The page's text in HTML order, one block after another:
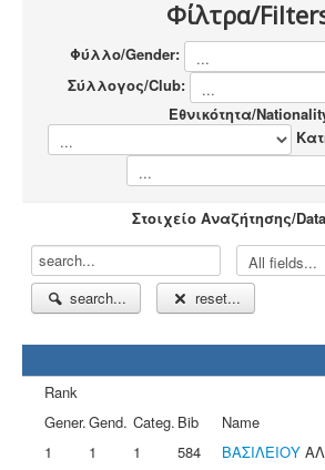
Φίλτρα/
Φύλλο/Gender:
Σύλλογος/Club:
Εθνικότητα/
Στοιχείο Αναζήτησης/
search... reset...
Rank
Gener.Gend. Categ. Bib Name
1
1 1 584 ΒΑΣΙΛΕΙΟΥ